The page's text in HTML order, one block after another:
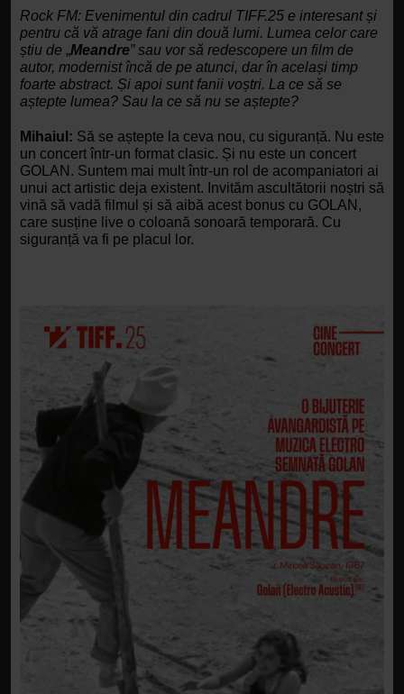
Rock FM: Evenimentul din cadrul TIFF.25 e interesant și
pentru că vă atrage fani din două lumi. Lumea celor care
știu de „Meandre” sau vor să redescopere un film de
autor, modernist încă de pe atunci, dar în același timp
foarte abstract. Și apoi sunt fanii voștri. La ce să se
aștepte lumea? Sau la ce să nu se aștepte?
Mihaiul: Să se aștepte la ceva nou, cu siguranță. Nu este
un concert într-un format clasic. Și nu este un concert
GOLAN. Suntem mai mult într-un rol de acompaniatori ai
unui act artistic deja existent. Invităm ascultătorii noștri să
vină să vadă filmul și să aibă acest bonus cu GOLAN,
care susține live o coloană sonoară temporară. Cu
siguranță va fi pe placul lor.